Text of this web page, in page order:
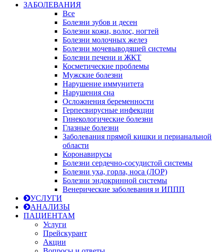
ЗАБОЛЕВАНИЯ
Все
Болезни зубов и десен
Болезни кожи, волос, ногтей
Болезни молочных желез
Болезни мочевыводящей системы
Болезни печени и ЖКТ
Косметические проблемы
Мужские болезни
Нарушение иммунитета
Нарушения сна
Осложнения беременности
Герпесвирусные инфекции
Гинекологические болезни
Глазные болезни
Заболевания прямой кишки и перианальной
области
Коронавирусы
Болезни сердечно-сосудистой системы
Болезни уха, горла, носа (ЛОР)
Болезни эндокринной системы
Венерические заболевания и ИППП
УСЛУГИ
АНАЛИЗЫ
ПАЦИЕНТАМ
Услуги
Прейскурант
Акции